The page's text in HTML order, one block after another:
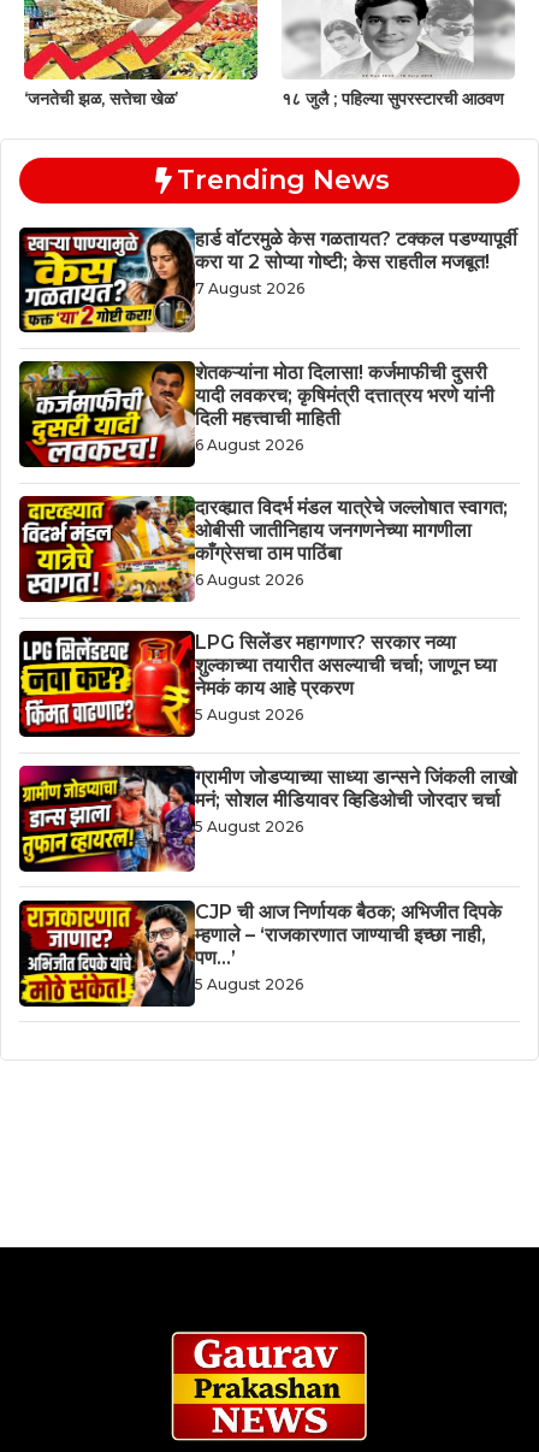
‘जनतेची झळ, सत्तेचा खेळ’ १८ जुलै ; पहिल्या सुपरस्टारची आठवण
Trending News
हार्ड वॉटरमुळे केस गळतायत? टक्कल पडण्यापूर्वी
करा या 2 सोप्या गोष्टी; केस राहतील मजबूत!
7 August 2026
शेतकऱ्यांना मोठा दिलासा! कर्जमाफीची दुसरी
यादी लवकरच; कृषिमंत्री दत्तात्रय भरणे यांनी
दिली महत्त्वाची माहिती
6 August 2026
दारव्ह्यात विदर्भ मंडल यात्रेचे जल्लोषात स्वागत;
ओबीसी जातीनिहाय जनगणनेच्या मागणीला
काँग्रेसचा ठाम पाठिंबा
6 August 2026
LPG सिलेंडर महागणार? सरकार नव्या
शुल्काच्या तयारीत असल्याची चर्चा; जाणून घ्या
नेमकं काय आहे प्रकरण
5 August 2026
ग्रामीण जोडप्याच्या साध्या डान्सने जिंकली लाखो
मनं; सोशल मीडियावर व्हिडिओची जोरदार चर्चा
5 August 2026
CJP ची आज निर्णायक बैठक; अभिजीत दिपके
म्हणाले – ‘राजकारणात जाण्याची इच्छा नाही,
पण…’
5 August 2026